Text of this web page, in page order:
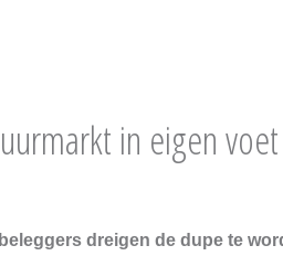
in eigen
dreigen de dupe te